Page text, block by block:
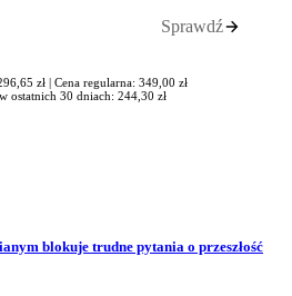
Sprawdź
zł | Cena regularna: 349,00 zł
ostatnich 30 dniach: 244,30 zł
blokuje trudne pytania o przeszłość